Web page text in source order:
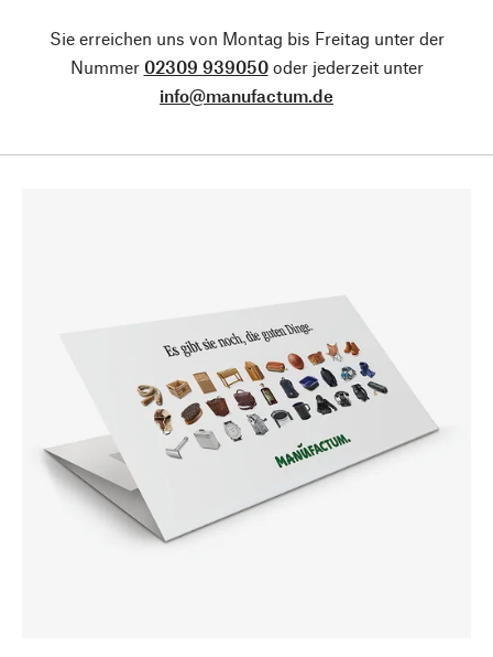
Sie erreichen uns von Montag bis Freitag unter der
Nummer 02309 939050oder jederzeit unter
info@manufactum.de